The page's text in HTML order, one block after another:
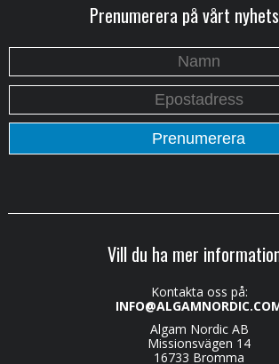
Prenumerera på vårt
Vill du ha mer
Kontakta oss på:
Algam Nordic AB
Missionsvägen 14
16733 Bromma